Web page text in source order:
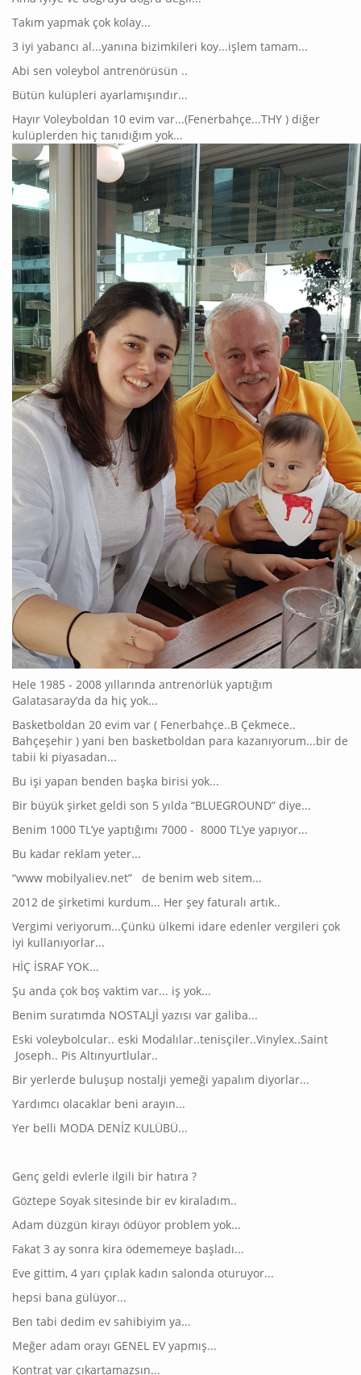
Takım yapmak çok kolay...
3 iyi yabancı al...yanına bizimkileri koy...işlem tamam...
Abi sen voleybol antrenörüsün ..
Bütün kulüpleri ayarlamışındır...
Hayır Voleyboldan 10 evim var...(Fenerbahçe...THY ) diğer
kulüplerden hiç tanıdığım yok...
Hele 1985 - 2008 yıllarında antrenörlük yaptığım
Galatasaray’da da hiç yok...
Basketboldan 20 evim var ( Fenerbahçe..B Çekmece..
Bahçeşehir ) yani ben basketboldan para kazanıyorum...bir de
tabii ki piyasadan...
Bu işi yapan benden başka birisi yok...
Bir büyük şirket geldi son 5 yılda “BLUEGROUND” diye...
Benim 1000 TL’ye yaptığımı 7000 - 8000 TL’ye yapıyor...
Bu kadar reklam yeter...
“www mobilyaliev.net” de benim web sitem...
2012 de şirketimi kurdum... Her şey faturalı artık..
Vergimi veriyorum...Çünkü ülkemi idare edenler vergileri çok
iyi kullanıyorlar...
HİÇ İSRAF YOK...
Şu anda çok boş vaktim var... iş yok...
Benim suratımda NOSTALJİ yazısı var galiba...
Eski voleybolcular.. eski Modalılar..tenisçiler..Vinylex..Saint
Joseph.. Pis Altınyurtlular..
Bir yerlerde buluşup nostalji yemeği yapalım diyorlar...
Yardımcı olacaklar beni arayın...
Yer belli MODA DENİZ KULÜBÜ...
Genç geldi evlerle ilgili bir hatıra ?
Göztepe Soyak sitesinde bir ev kiraladım..
Adam düzgün kirayı ödüyor problem yok...
Fakat 3 ay sonra kira ödememeye başladı...
Eve gittim, 4 yarı çıplak kadın salonda oturuyor...
hepsi bana gülüyor...
Ben tabi dedim ev sahibiyim ya...
Meğer adam orayı GENEL EV yapmış...
Kontrat var çıkartamazsın...